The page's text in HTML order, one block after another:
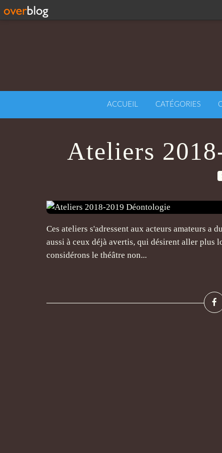
ACCUEIL CATÉGORIES
Ateliers
Ces ateliers s'adressent aux acteurs amateurs a
aussi à ceux déjà avertis, qui désirent aller plus
considérons le théâtre non...